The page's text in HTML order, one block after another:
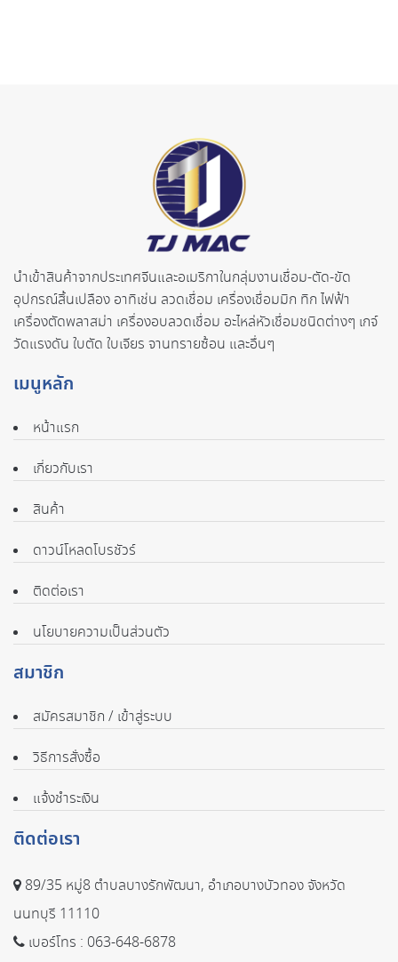
นำเข้าสินค้าจากประเทศจีนและอเมริกาในกลุ่มงานเชื่อม-ตัด-ขัด
อุปกรณ์สิ้นเปลือง อาทิเช่น ลวดเชื่อม เครื่องเชื่อมมิก ทิก ไฟฟ้า
เครื่องตัดพลาสม่า เครื่องอบลวดเชื่อม อะไหล่หัวเชื่อมชนิดต่างๆ เกจ์
วัดแรงดัน ใบตัด ใบเจียร จานทรายซ้อน และอื่นๆ
เมนูหลัก
หน้าแรก
เกี่ยวกับเรา
สินค้า
ดาวน์โหลดโบรชัวร์
ติดต่อเรา
นโยบายความเป็นส่วนตัว
สมาชิก
สมัครสมาชิก / เข้าสู่ระบบ
วิธีการสั่งซื้อ
แจ้งชำระเงิน
ติดต่อเรา
89/35 หมู่8 ตำบลบางรักพัฒนา, อำเภอบางบัวทอง จังหวัด
นนทบุรี 11110
เบอร์โทร : 063-648-6878